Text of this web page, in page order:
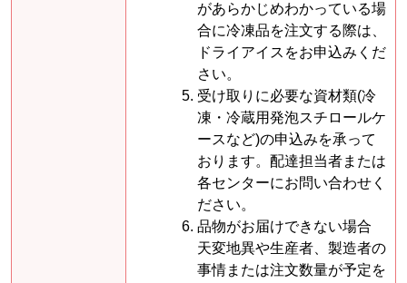
があらかじめわかっている場
合に冷凍品を注文する際は、
ドライアイスをお申込みくだ
さい。
受け取りに必要な資材類(冷
凍・冷蔵用発泡スチロールケ
ースなど)の申込みを承って
おります。配達担当者または
各センターにお問い合わせく
ださい。
品物がお届けできない場合
天変地異や生産者、製造者の
事情または注文数量が予定を